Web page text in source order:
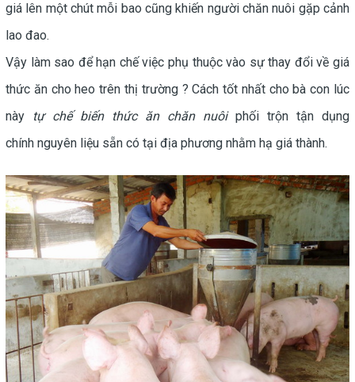
giá lên một chút mỗi bao cũng khiến người chăn nuôi gặp cảnh
lao đao.
Vậy làm sao để hạn chế việc phụ thuộc vào sự thay đổi về giá
thức ăn cho heo trên thị trường ? Cách tốt nhất cho bà con lúc
này
tự chế biến thức ăn chăn nuôiphối trộn tận dụng
chính nguyên liệu sẵn có tại địa phương nhằm hạ giá thành.